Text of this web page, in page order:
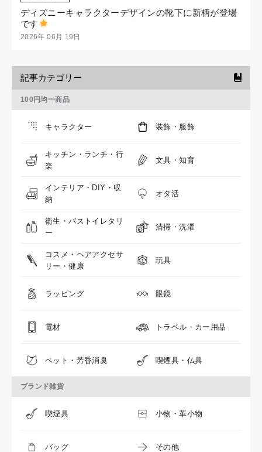
ディズニーキャラクターデザインの靴下に新柄が登場
です
2026年 06月 19日
記事カテゴリー
100円均一商品
キャラクター 装飾・服飾
キッチン・ランチ・行
楽
文具・知育
インテリア・DIY・収
納
オタ活
衛生・バストイレタリ
ー
清掃・洗濯
コスメ・ヘアアクセサ
リー・健康
玩具
ラッピング 眼鏡
電材 トラベル・カー用品
ペット・芳香消臭 喫煙具・仏具
ブランド雑貨
喫煙具 小物・革小物
バッグ その他